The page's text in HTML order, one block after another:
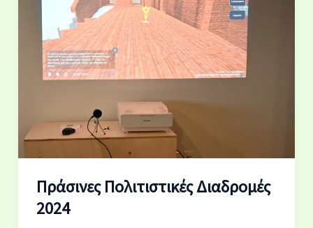
Πράσινες Πολιτιστικές Διαδρομές
2024